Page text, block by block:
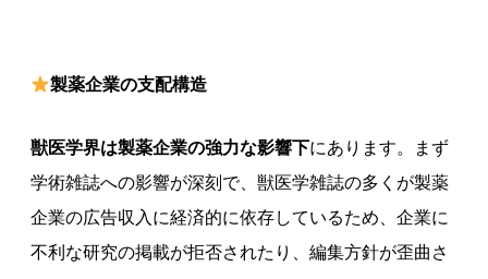
製薬企業の支配構造
獣医学界は製薬企業の強力な影響下にあります。まず
学術雑誌への影響が深刻で、獣医学雑誌の多くが製薬
企業の広告収入に経済的に依存しているため、企業に
不利な研究の掲載が拒否されたり、編集方針が歪曲さ